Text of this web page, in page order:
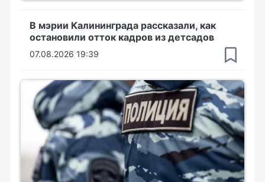
В мэрии Калининграда рассказали, как
остановили отток кадров из детсадов
07.08.2026 19:39